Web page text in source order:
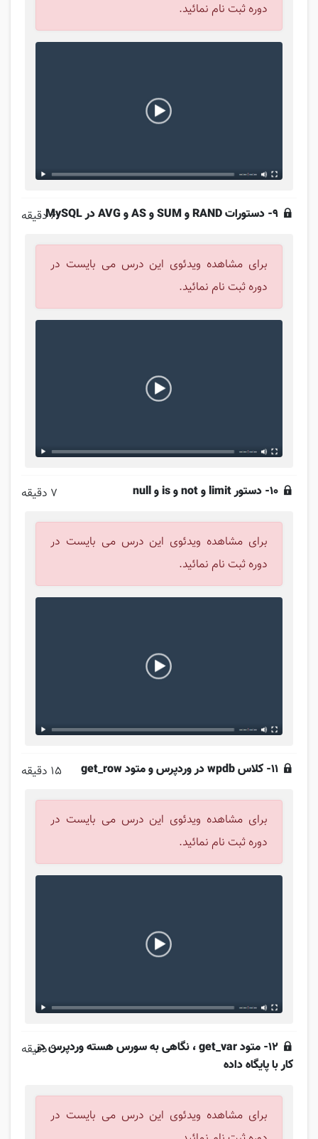
دوره ثبت نام نمائید.
9- دستورات RAND و SUM و AS و AVG در MySQL 6 دقیقه
برای مشاهده ویدئوی این درس می بایست در
دوره ثبت نام نمائید.
10- دستور limit و not و is و null 7 دقیقه
برای مشاهده ویدئوی این درس می بایست در
دوره ثبت نام نمائید.
11- کلاس wpdb در وردپرس و متود get_row 15 دقیقه
برای مشاهده ویدئوی این درس می بایست در
دوره ثبت نام نمائید.
12- متود get_var ، نگاهی به سورس هسته وردپرس در
کار با پایگاه داده
9 دقیقه
برای مشاهده ویدئوی این درس می بایست در